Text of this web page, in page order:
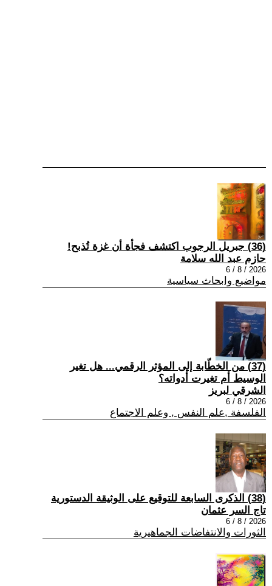
(36) جبريل الرجوب اكتشف فجأة أن غزة تُذبح!
حازم عبد الله سلامة
2026 / 8 / 6
مواضيع وابحاث سياسية
(37) من الخطّابة إلى المؤثر الرقمي... هل تغير
الوسيط أم تغيرت أدواته؟
الشرقي لبريز
2026 / 8 / 6
الفلسفة ,علم النفس , وعلم الاجتماع
(38) الذكرى السابعة للتوقيع على الوثيقة الدستورية
تاج السر عثمان
2026 / 8 / 6
الثورات والانتفاضات الجماهيرية